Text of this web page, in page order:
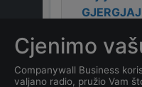
Koliko
kompanija
d.o.o.?
Cjenimo
Companywall Business
valjano radio, pružio Vam